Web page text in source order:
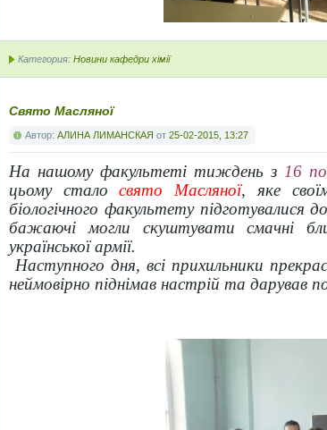
Категория: Новини кафедри хімії
Свято Масляної
Автор: АЛИНА ЛИМАНСКАЯ от 25-02-2015, 13:27
На нашому факультеті тиждень з 16
цьому сталосвято Масляної, яке
біологічного факультету підготувалися
бажаючі могли скуштувати смачні
української армії.
Наступного дня, всі прихильники
неймовірно піднімав настрій та дарував